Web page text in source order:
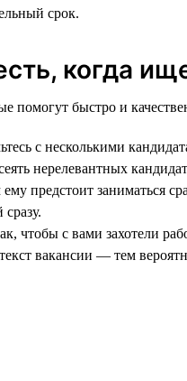
срок.
когда
помогут быстро и
с несколькими
нерелевантных
предстоит заниматься
чтобы с вами захотели
вакансии — тем